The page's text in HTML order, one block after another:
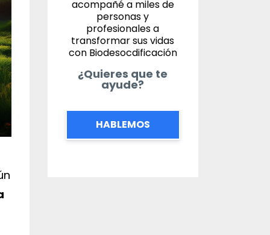
acompañé a miles de
personas y
profesionales a
transformar sus vidas
con Biodesocdificación
¿Quieres que te
ayude?
HABLEMOS